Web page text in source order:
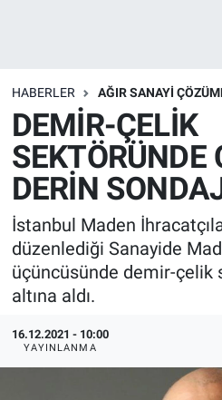
HABERLER AĞIR SANAYI
DEMİR-ÇELİK
SEKTÖRÜNDE
DERİN
İstanbul Maden
düzenlediği Sanayide
üçüncüsünde demir-çelik
altına aldı.
16.12.2021 - 10:00
YAYINLANMA
Depolama Çözümleri
İnşaat ve Malzeme
HaberOrtak
EndüstriST
Enerjisini Üreten
Endüstri 4.0
Ağır Sanayi Çözümleri